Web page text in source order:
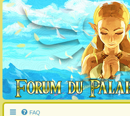
FAQ